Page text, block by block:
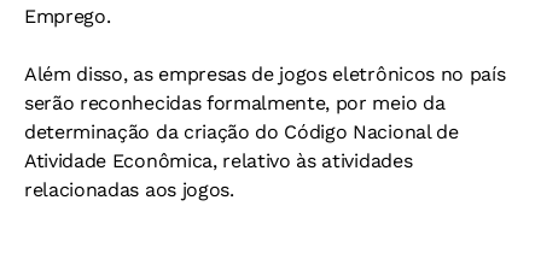
Emprego.
Além disso, as empresas de jogos eletrônicos no país
serão reconhecidas formalmente, por meio da
determinação da criação do Código Nacional de
Atividade Econômica, relativo às atividades
relacionadas aos jogos.